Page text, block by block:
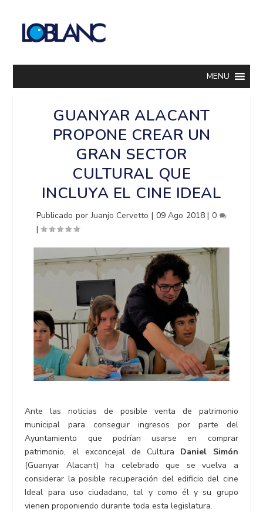
MENU
GUANYAR ALACANT
PROPONE CREAR UN
GRAN SECTOR
CULTURAL QUE
INCLUYA EL CINE IDEAL
Publicado porJuanjo Cervetto | 09 Ago 2018|0
|
Ante las noticias de posible venta de patrimonio
municipal para conseguir ingresos por parte del
Ayuntamiento que podrían usarse en comprar
patrimonio, el exconcejal de Cultura Daniel Simón
(Guanyar Alacant) ha celebrado que se vuelva a
considerar la posible recuperación del edificio del cine
Ideal para uso ciudadano, tal y como él y su grupo
vienen proponiendo durante toda esta legislatura.